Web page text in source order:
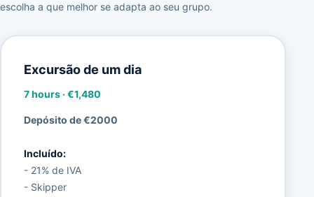
escolha a que melhor se adapta ao seu grupo.
Excursão de um dia
7 hours·€1,480
Depósito de €2000
Incluído:
- 21% de IVA
- Skipper